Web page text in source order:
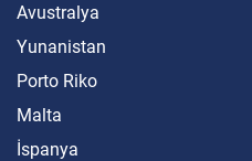
Avustralya
Yunanistan
Porto Riko
Malta
İspanya